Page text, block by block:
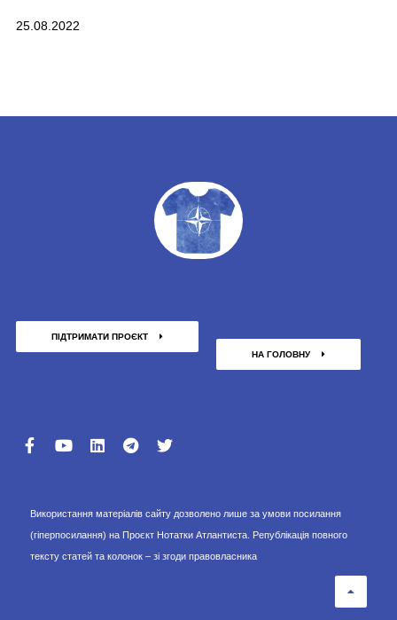
25.08.2022
ПІДТРИМАТИ ПРОЄКТ
НА ГОЛОВНУ
Використання матеріалів сайту дозволено лише за умови посилання
(гіперпосилання) на Проєкт Нотатки Атлантиста. Републікація повного
тексту статей та колонок – зі згоди правовласника